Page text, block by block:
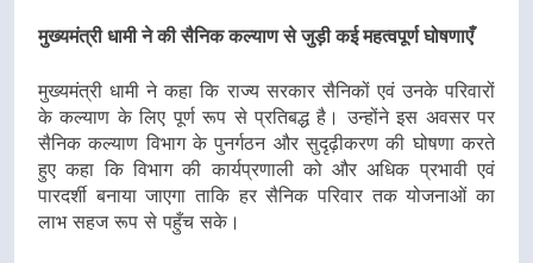
मुख्यमंत्री धामी ने की सैनिक कल्याण से जुड़ी कई महत्वपूर्ण घोषणाएँ
मुख्यमंत्री धामी ने कहा कि राज्य सरकार सैनिकों एवं उनके परिवारों
के कल्याण के लिए पूर्ण रूप से प्रतिबद्ध है। उन्होंने इस अवसर पर
सैनिक कल्याण विभाग के पुनर्गठन और सुदृढ़ीकरण की घोषणा करते
हुए कहा कि विभाग की कार्यप्रणाली को और अधिक प्रभावी एवं
पारदर्शी बनाया जाएगा ताकि हर सैनिक परिवार तक योजनाओं का
लाभ सहज रूप से पहुँच सके।